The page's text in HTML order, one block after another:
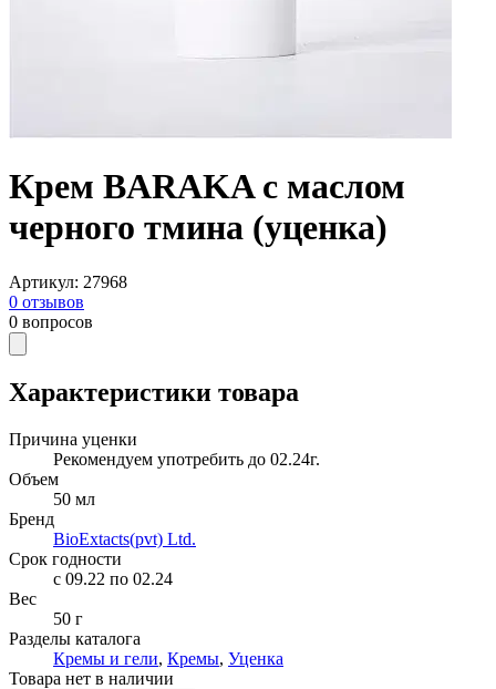
Крем BARAKA с маслом
черного тмина (уценка)
Артикул: 27968
0 отзывов
0 вопросов
Характеристики товара
Причина уценки
Рекомендуем употребить до 02.24г.
Объем
50 мл
Бренд
BioExtacts(pvt) Ltd.
Срок годности
c 09.22 по 02.24
Вес
50 г
Разделы каталога
Кремы и гели, Кремы, Уценка
Товара нет в наличии